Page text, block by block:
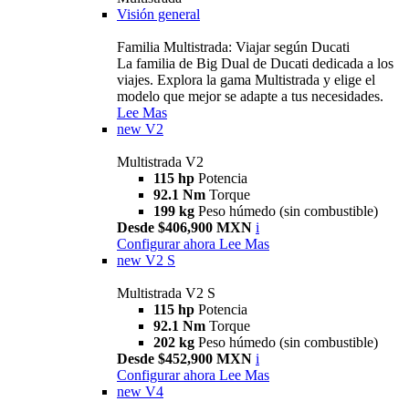
Visión general
Familia Multistrada: Viajar según Ducati
La familia de Big Dual de Ducati dedicada a los
viajes. Explora la gama Multistrada y elige el
modelo que mejor se adapte a tus necesidades.
Lee Mas
new V2
Multistrada V2
115 hp Potencia
92.1 Nm Torque
199 kg Peso húmedo (sin combustible)
Desde $406,900 MXN i
Configurar ahora Lee Mas
new V2 S
Multistrada V2 S
115 hp Potencia
92.1 Nm Torque
202 kg Peso húmedo (sin combustible)
Desde $452,900 MXN i
Configurar ahora Lee Mas
new V4